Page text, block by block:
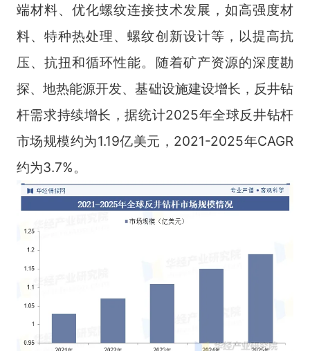
端材料、优化螺纹连接技术发展，如高强度材
料、特种热处理、螺纹创新设计等，以提高抗
压、抗扭和循环性能。随着矿产资源的深度勘
探、地热能源开发、基础设施建设增长，反井钻
杆需求持续增长，据统计2025年全球反井钻杆
市场规模约为1.19亿美元，2021-2025年CAGR
约为3.7%。